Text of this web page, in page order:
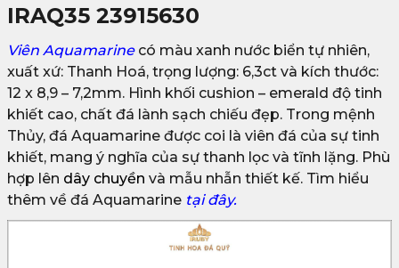
IRAQ35 23915630
Viên Aquamarine có màu xanh nước biển tự nhiên,
xuất xứ: Thanh Hoá, trọng lượng: 6,3ct và kích thước:
12 x 8,9 – 7,2mm. Hình khối cushion – emerald độ tinh
khiết cao, chất đá lành sạch chiếu đẹp. Trong mệnh
Thủy, đá Aquamarine được coi là viên đá của sự tinh
khiết, mang ý nghĩa của sự thanh lọc và tĩnh lặng. Phù
hợp lên dây chuyền và mẫu nhẫn thiết kế. Tìm hiểu
thêm về đá Aquamarine tại đây.